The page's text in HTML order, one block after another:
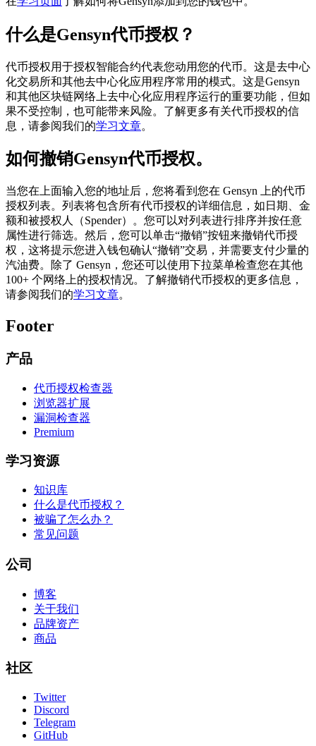
什么是Gensyn代币授权？
代币授权用于授权智能合约代表您动用您的代币。这是去中心
化交易所和其他去中心化应用程序常用的模式。这是Gensyn
和其他区块链网络上去中心化应用程序运行的重要功能，但如
果不受控制，也可能带来风险。了解更多有关代币授权的信
息，请参阅我们的学习文章。
如何撤销Gensyn代币授权。
当您在上面输入您的地址后，您将看到您在 Gensyn 上的代币
授权列表。列表将包含所有代币授权的详细信息，如日期、金
额和被授权人（Spender）。您可以对列表进行排序并按任意
属性进行筛选。然后，您可以单击“撤销”按钮来撤销代币授
权，这将提示您进入钱包确认“撤销”交易，并需要支付少量的
汽油费。除了 Gensyn，您还可以使用下拉菜单检查您在其他
100+ 个网络上的授权情况。了解撤销代币授权的更多信息，
请参阅我们的学习文章。
Footer
产品
代币授权检查器
浏览器扩展
漏洞检查器
Premium
学习资源
知识库
什么是代币授权？
被骗了怎么办？
常见问题
公司
博客
关于我们
品牌资产
商品
社区
Twitter
Discord
Telegram
GitHub